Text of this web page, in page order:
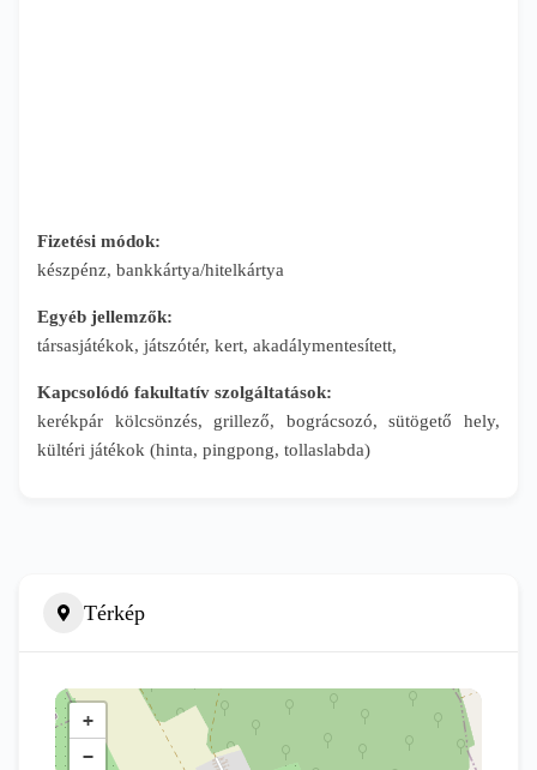
Fizetési módok:
készpénz, bankkártya/hitelkártya
Egyéb jellemzők:
társasjátékok, játszótér, kert, akadálymentesített,
Kapcsolódó fakultatív szolgáltatások:
kerékpár kölcsönzés, grillező, bográcsozó, sütögető hely,
kültéri játékok (hinta, pingpong, tollaslabda)
Térkép
+
−